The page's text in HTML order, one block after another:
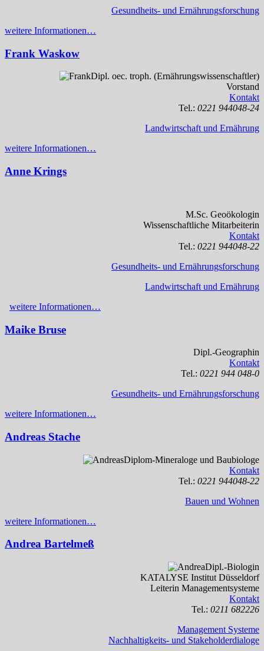
Gesundheits- und Ernährungsforschung
weitere Informationen…
Frank Waskow
Dipl. oec. troph. (Ernährungswissenschaftler)
Vorstand
Kontakt
Tel.: 0221 944048-24
Landwirtschaft und Ernährung
weitere Informationen…
Anne Krings
M.Sc. Geoökologin
Wissenschaftliche Mitarbeiterin
Kontakt
Tel.: 0221 944048-22
Gesundheits- und Ernährungsforschung
Landwirtschaft und Ernährung
weitere Informationen…
Maike Bruse
Dipl.-Geographin
Kontakt
Tel.: 0221 944 048-0
Gesundheits- und Ernährungsforschung
weitere Informationen…
Andreas Stache
Diplom-Mineraloge und Baubiologe
Kontakt
Tel.: 0221 944048-22
Bauen und Wohnen
weitere Informationen…
Andrea Bartelmeß
Dipl.-Biologin
KATALYSE Institut Düsseldorf
Leiterin Managementsysteme
Kontakt
Tel.: 0211 682226
Management Systeme
Nachhaltigkeits- und Stakeholderdialoge